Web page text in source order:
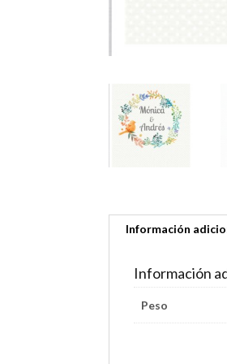
Información
Información
Peso